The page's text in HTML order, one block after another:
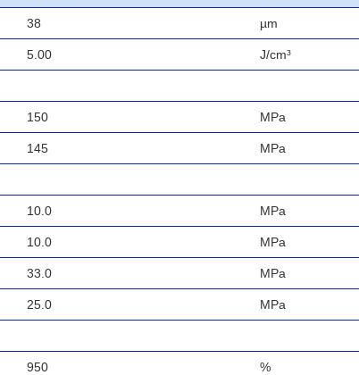
38 µm
5.00 J/cm³
150 MPa
145 MPa
10.0 MPa
10.0 MPa
33.0 MPa
25.0 MPa
950 %